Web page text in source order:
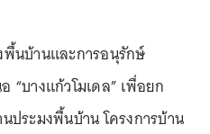
พื้นบ้านและการอนุรักษ์
“บางแก้วโมเดล” เพื่อยก
ประมงพื้นบ้าน โครงการบ้าน